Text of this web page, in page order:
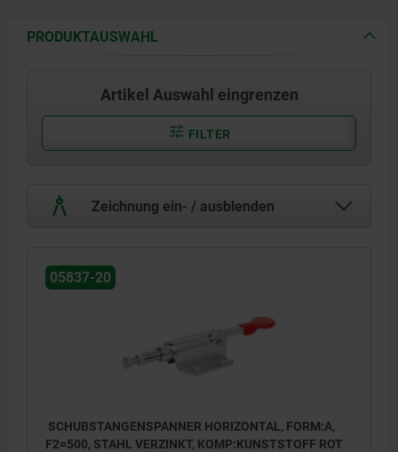
PRODUKTAUSWAHL
Artikel Auswahl eingrenzen
FILTER
Zeichnung ein- / ausblenden
05837-20
SCHUBSTANGENSPANNER HORIZONTAL, FORM:A,
F2=500, STAHL VERZINKT, KOMP:KUNSTSTOFF ROT